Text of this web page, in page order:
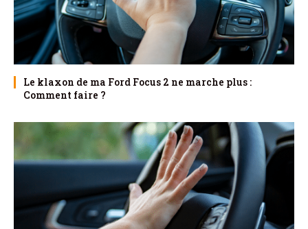
Le klaxon de ma Ford Focus 2 ne marche plus :
Comment faire ?